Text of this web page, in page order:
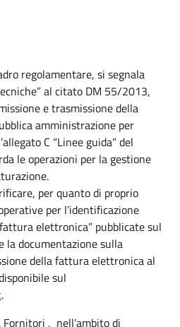
regolamentare, si segnala
al citato DM 55/2013,
e trasmissione della
amministrazione per
C “Linee guida” del
le operazioni per la gestione
per quanto di proprio
per l’identificazione
elettronica” pubblicate sul
la documentazione sulla
della fattura elettronica al
sul
.
, nell’ambito di